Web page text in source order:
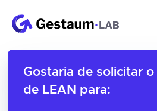
Gostaria de solicitar o
de LEAN para: